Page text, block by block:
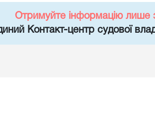
Отримуйте інформацію лише
Контакт-центр судової